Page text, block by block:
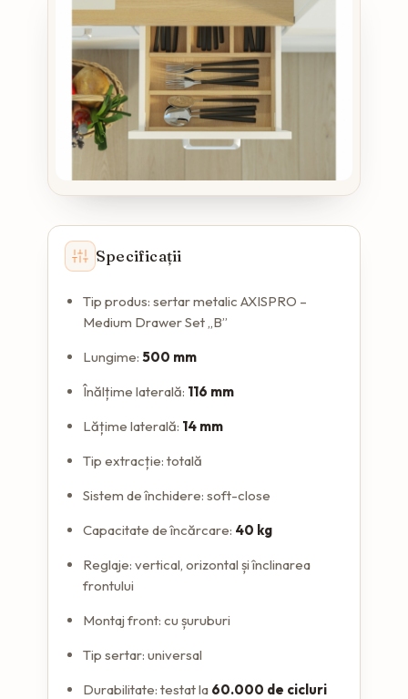
Specificații
Tip produs: sertar metalic AXISPRO –
Medium Drawer Set „B”
Lungime: 500 mm
Înălțime laterală: 116 mm
Lățime laterală: 14 mm
Tip extracție: totală
Sistem de închidere: soft-close
Capacitate de încărcare: 40 kg
Reglaje: vertical, orizontal și înclinarea
frontului
Montaj front: cu șuruburi
Tip sertar: universal
Durabilitate: testat la 60.000 de cicluri